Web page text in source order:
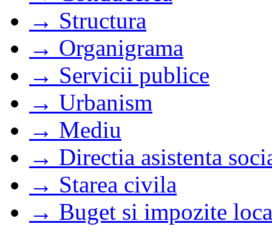
→ Structura
→ Organigrama
→ Servicii publice
→ Urbanism
→ Mediu
→ Directia asistenta
→ Starea civila
→ Buget si impozite